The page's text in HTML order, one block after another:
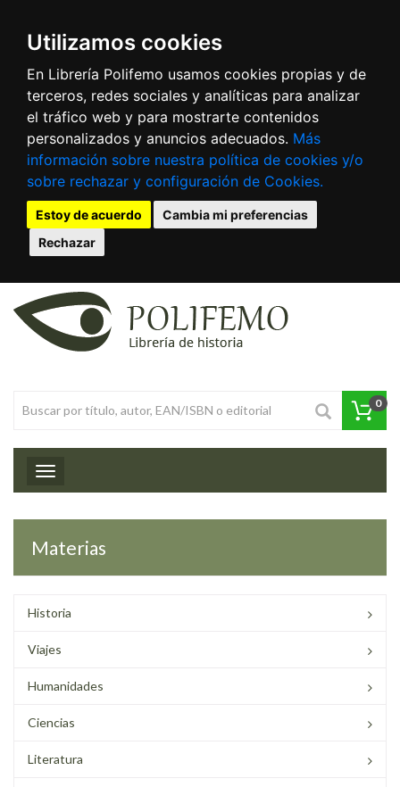
Utilizamos cookies
En Librería Polifemo usamos cookies propias y de
terceros, redes sociales y analíticas para analizar
el tráfico web y para mostrarte contenidos
personalizados y anuncios adecuados. Más
información sobre nuestra política de cookies y/o
sobre rechazar y configuración de Cookies.
Estoy de acuerdo
Cambia mi preferencias
Rechazar
0
Toggle navigation
Materias
Historia
Viajes
Humanidades
Ciencias
Literatura